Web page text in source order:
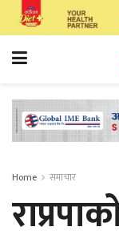
Home समाचार